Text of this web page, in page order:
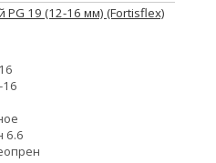
19 (12-16 мм) (Fortisflex)
6.6